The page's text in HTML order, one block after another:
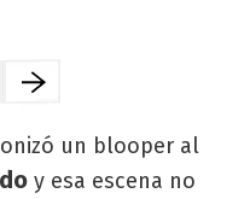
un blooper al
y esa escena no